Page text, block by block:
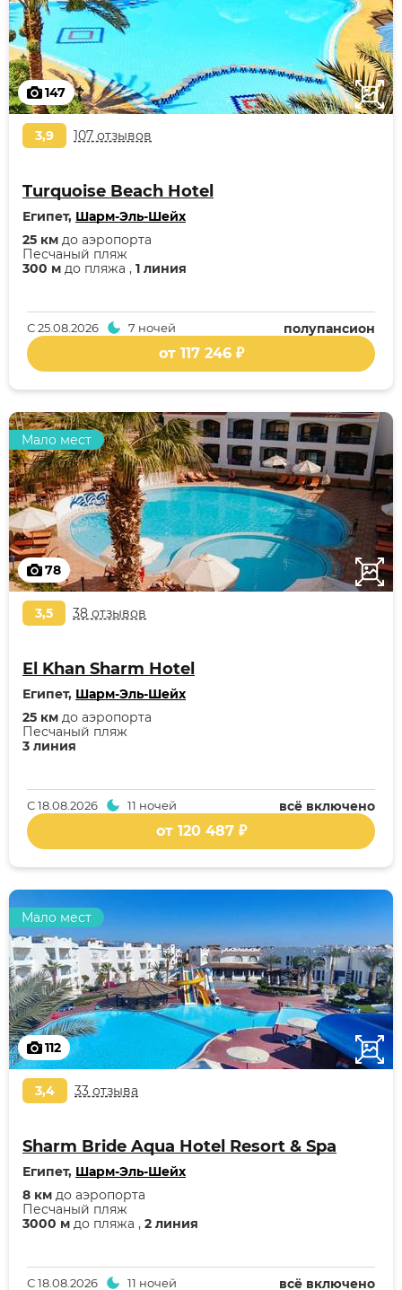
147
3,9 107 отзывов
Turquoise Beach Hotel
Египет, Шарм-Эль-Шейх
300 м до пляжа , 1 линия
Песчаный пляж
25 км до аэропорта
полупансион
С25.08.2026 7 ночей
от 117 246 ₽
78
Мало мест
3,5 38 отзывов
El Khan Sharm Hotel
Египет, Шарм-Эль-Шейх
3 линия
Песчаный пляж
25 км до аэропорта
всё включено
С18.08.2026 11 ночей
от 120 487 ₽
112
Мало мест
3,4 33 отзыва
Sharm Bride Aqua Hotel Resort & Spa
Египет, Шарм-Эль-Шейх
3000 м до пляжа , 2 линия
Песчаный пляж
8 км до аэропорта
всё включено
С18.08.2026 11 ночей